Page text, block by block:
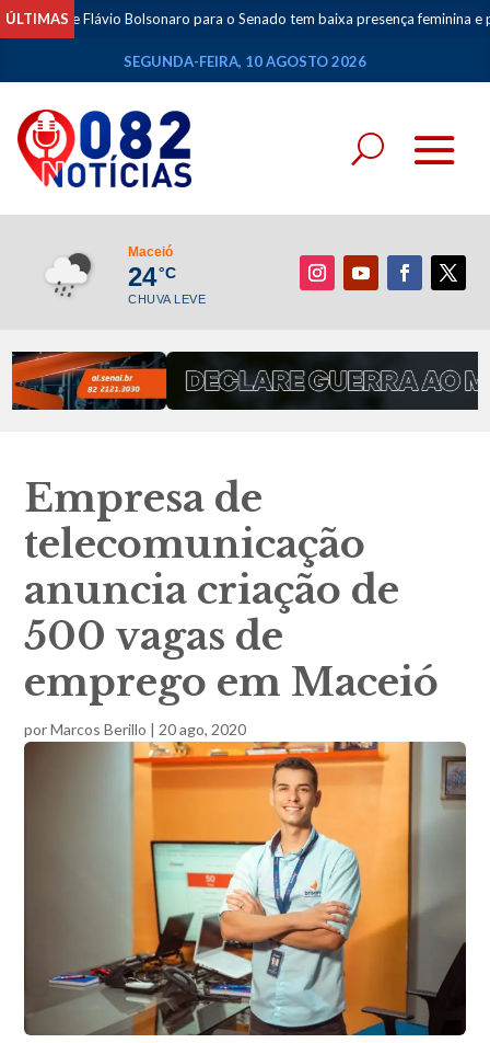
ÚLTIMAS
Flávio Bolsonaro para o Senado tem baixa presença feminina e prioriza
SEGUNDA-FEIRA, 10 AGOSTO 2026
Maceió
24°C
CHUVA LEVE
Empresa de
telecomunicação
anuncia criação de
500 vagas de
emprego em Maceió
porMarcos Berillo | 20 ago, 2020